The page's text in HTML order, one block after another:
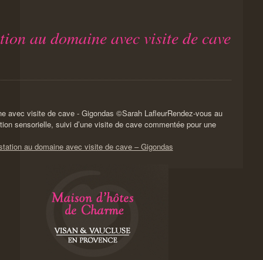
au domaine avec visite de cave
Rendez-vous au
sensorielle, suivi d’une visite de cave commentée pour une
au domaine avec visite de cave – Gigondas